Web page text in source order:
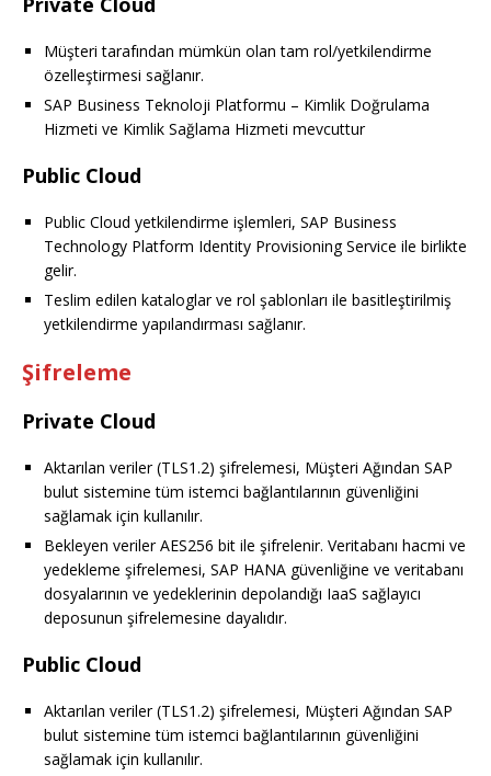
Müşteri tarafından mümkün olan tam rol/yetkilendirme
özelleştirmesi sağlanır.
SAP Business Teknoloji Platformu – Kimlik Doğrulama
Hizmeti ve Kimlik Sağlama Hizmeti mevcuttur
Public Cloud
Public Cloud yetkilendirme işlemleri, SAP Business
Technology Platform Identity Provisioning Service ile birlikte
gelir.
Teslim edilen kataloglar ve rol şablonları ile basitleştirilmiş
yetkilendirme yapılandırması sağlanır.
Şifreleme
Private Cloud
Aktarılan veriler (TLS1.2) şifrelemesi, Müşteri Ağından SAP
bulut sistemine tüm istemci bağlantılarının güvenliğini
sağlamak için kullanılır.
Bekleyen veriler AES256 bit ile şifrelenir. Veritabanı hacmi ve
yedekleme şifrelemesi, SAP HANA güvenliğine ve veritabanı
dosyalarının ve yedeklerinin depolandığı IaaS sağlayıcı
deposunun şifrelemesine dayalıdır.
Public Cloud
Aktarılan veriler (TLS1.2) şifrelemesi, Müşteri Ağından SAP
bulut sistemine tüm istemci bağlantılarının güvenliğini
sağlamak için kullanılır.